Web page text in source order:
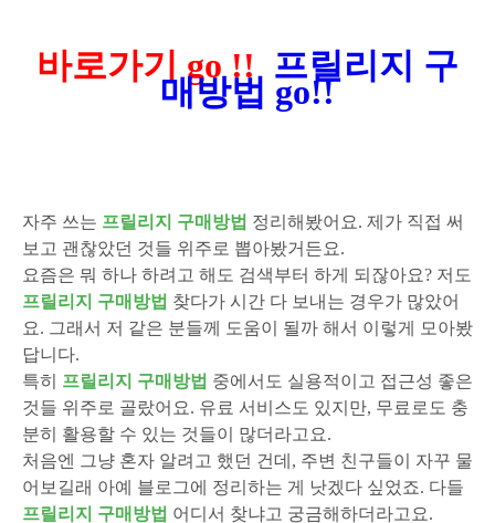
바로가기 go !! 프릴리지 구
매방법 go!!
자주 쓰는 프릴리지 구매방법 정리해봤어요. 제가 직접 써
보고 괜찮았던 것들 위주로 뽑아봤거든요.
요즘은 뭐 하나 하려고 해도 검색부터 하게 되잖아요? 저도
프릴리지 구매방법 찾다가 시간 다 보내는 경우가 많았어
요. 그래서 저 같은 분들께 도움이 될까 해서 이렇게 모아봤
답니다.
특히 프릴리지 구매방법 중에서도 실용적이고 접근성 좋은
것들 위주로 골랐어요. 유료 서비스도 있지만, 무료로도 충
분히 활용할 수 있는 것들이 많더라고요.
처음엔 그냥 혼자 알려고 했던 건데, 주변 친구들이 자꾸 물
어보길래 아예 블로그에 정리하는 게 낫겠다 싶었죠. 다들
프릴리지 구매방법 어디서 찾냐고 궁금해하더라고요.